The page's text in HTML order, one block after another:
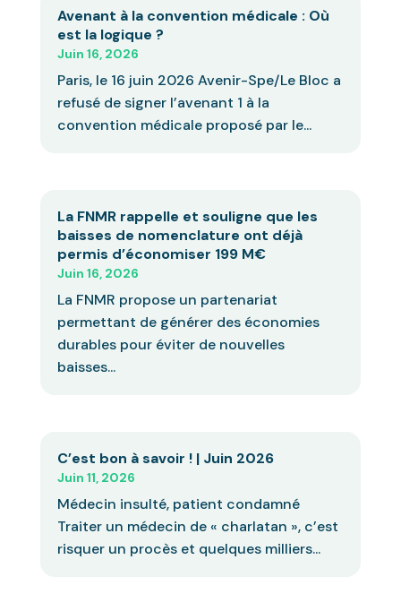
Avenant à la convention médicale : Où
est la logique ?
Juin 16, 2026
Paris, le 16 juin 2026 Avenir-Spe/Le Bloc a
refusé de signer l’avenant 1 à la
convention médicale proposé par le...
La FNMR rappelle et souligne que les
baisses de nomenclature ont déjà
permis d’économiser 199 M€
Juin 16, 2026
La FNMR propose un partenariat
permettant de générer des économies
durables pour éviter de nouvelles
baisses...
C’est bon à savoir ! | Juin 2026
Juin 11, 2026
Médecin insulté, patient condamné
Traiter un médecin de « charlatan », c’est
risquer un procès et quelques milliers...